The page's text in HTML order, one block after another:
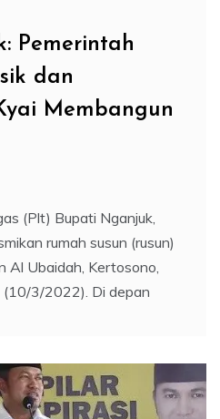
Pemerintah
dan
Membangun
(Plt) Bupati Nganjuk,
rumah susun (rusun)
Al Ubaidah, Kertosono,
(10/3/2022). Di depan